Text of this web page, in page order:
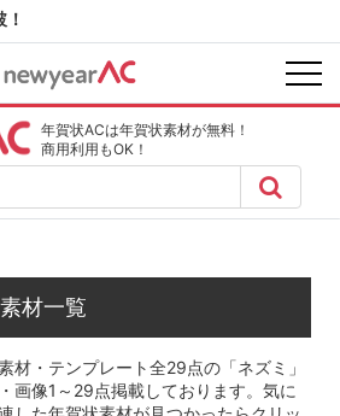
！
年賀状ACは年賀状素材が無料！
商用利用もOK！
材一覧
材・テンプレート全29点の「ネズミ」
画像1～29点掲載しております。気に